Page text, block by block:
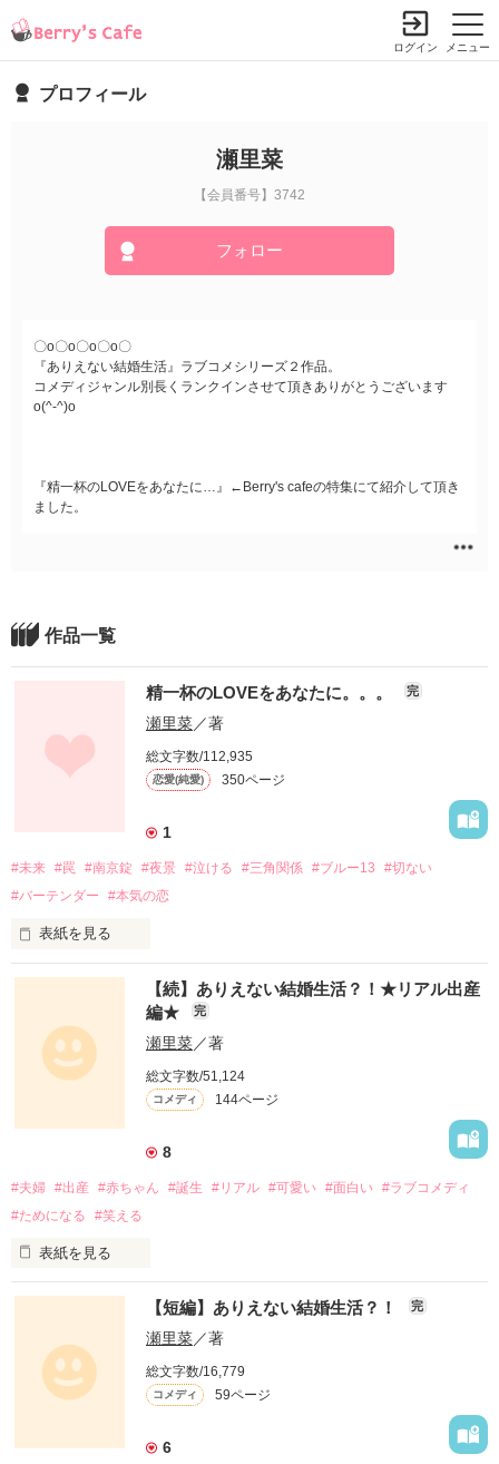
メニュー
ログイン
プロフィール
瀬里菜
【会員番号】3742
フォロー
〇ο〇ο〇ο〇ο〇
『ありえない結婚生活』ラブコメシリーズ２作品。
コメディジャンル別長くランクインさせて頂きありがとうございます
o(^-^)o
『精一杯のLOVEをあなたに…』←Berry's cafeの特集にて紹介して頂き
ました。
作品一覧
精一杯のLOVEをあなたに。。。 完
瀬里菜／著
総文字数/112,935
恋愛(純愛) 350ページ
1
#未来 #罠 #南京錠 #夜景 #泣ける #三角関係 #ブルー13
#切ない
#バーテンダー
#本気の恋
表紙を見る
*･｡･｡･*･｡･｡･*･｡･｡･**･｡･*･｡･*
この恋には
いくつもの試練が
何度もすれ違い
何度も壊れそうになりながら…
好きな気持ちはなくならない。
本気の恋だからこそ貪欲で自分を見失ってしまう。
綺麗ごとではない
【続】ありえない結婚生活？！★リアル出産
編★
完
瀬里菜／著
総文字数/51,124
コメディ 144ページ
8
#夫婦 #出産 #赤ちゃん #誕生 #リアル #可愛い #面白い #ラブコメディ
#ためになる
#笑える
表紙を見る
コメディジャンル別ランキング☆
長くランクインさせて頂きほんとにありがとうございますo(^-
^)o
【短編】ありえない結婚生活？！ 完
瀬里菜／著
総文字数/16,779
コメディ 59ページ
6